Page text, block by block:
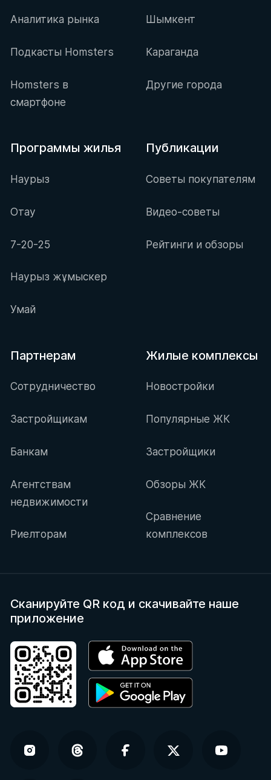
Аналитика рынка
Подкасты Homsters
Homsters в
смартфоне
Шымкент
Караганда
Другие города
Программы жилья
Наурыз
Отау
7-20-25
Наурыз жұмыскер
Умай
Публикации
Советы покупателям
Видео-советы
Рейтинги и обзоры
Партнерам
Сотрудничество
Застройщикам
Банкам
Агентствам
недвижимости
Риелторам
Жилые комплексы
Новостройки
Популярные ЖК
Застройщики
Обзоры ЖК
Сравнение
комплексов
Сканируйте QR код и скачивайте наше
приложение